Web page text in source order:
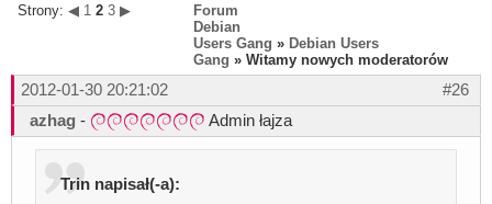
Strony: ◀ 1 2 3 ▶
Forum
Debian
Users Gang » Debian Users
Gang » Witamy nowych moderatorów
#26
2012-01-30 20:21:02
azhag - Admin łajza
Trin napisał(-a):